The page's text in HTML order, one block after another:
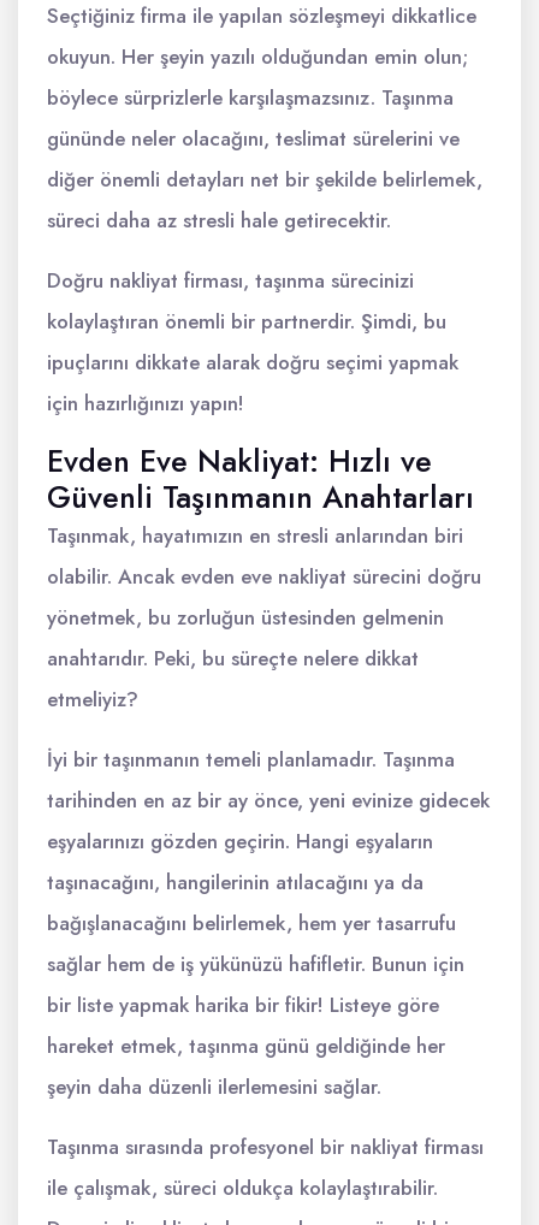
Seçtiğiniz firma ile yapılan sözleşmeyi dikkatlice
okuyun. Her şeyin yazılı olduğundan emin olun;
böylece sürprizlerle karşılaşmazsınız. Taşınma
gününde neler olacağını, teslimat sürelerini ve
diğer önemli detayları net bir şekilde belirlemek,
süreci daha az stresli hale getirecektir.
Doğru nakliyat firması, taşınma sürecinizi
kolaylaştıran önemli bir partnerdir. Şimdi, bu
ipuçlarını dikkate alarak doğru seçimi yapmak
için hazırlığınızı yapın!
Evden Eve Nakliyat: Hızlı ve
Güvenli Taşınmanın Anahtarları
Taşınmak, hayatımızın en stresli anlarından biri
olabilir. Ancak evden eve nakliyat sürecini doğru
yönetmek, bu zorluğun üstesinden gelmenin
anahtarıdır. Peki, bu süreçte nelere dikkat
etmeliyiz?
İyi bir taşınmanın temeli planlamadır. Taşınma
tarihinden en az bir ay önce, yeni evinize gidecek
eşyalarınızı gözden geçirin. Hangi eşyaların
taşınacağını, hangilerinin atılacağını ya da
bağışlanacağını belirlemek, hem yer tasarrufu
sağlar hem de iş yükünüzü hafifletir. Bunun için
bir liste yapmak harika bir fikir! Listeye göre
hareket etmek, taşınma günü geldiğinde her
şeyin daha düzenli ilerlemesini sağlar.
Taşınma sırasında profesyonel bir nakliyat firması
ile çalışmak, süreci oldukça kolaylaştırabilir.